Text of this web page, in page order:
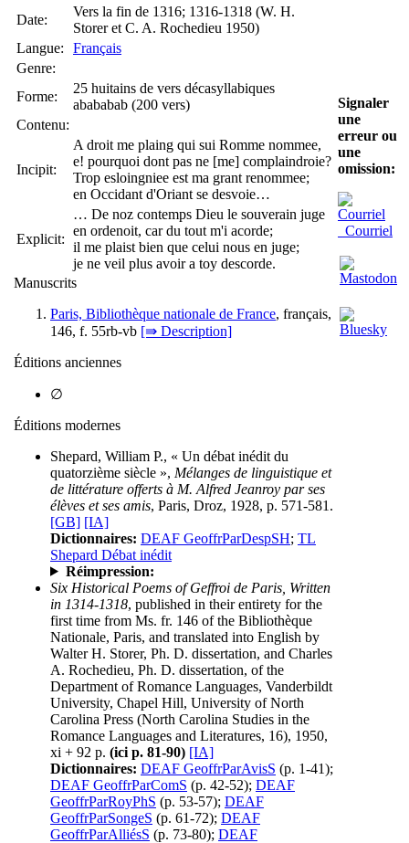
Date:
Vers la fin de 1316; 1316-1318 (W. H.
Storer et C. A. Rochedieu 1950)
Langue:
Français
Genre:
Forme:
25 huitains de vers décasyllabiques
abababab (200 vers)
Contenu:
Incipit:
A droit me plaing qui sui Romme nommee,
e! pourquoi dont pas ne [me] complaindroie?
Trop esloingniee est ma grant renommee;
en Occidant d'Oriant se desvoie…
Explicit:
… De noz contemps Dieu le souverain juge
en ordenoit, car du tout m'i acorde;
il me plaist bien que celui nous en juge;
je ne veil plus avoir a toy descorde.
Manuscrits
Paris, Bibliothèque nationale de France, français,
146, f. 55rb-vb [⇛ Description]
Éditions anciennes
∅
Éditions modernes
Shepard, William P., « Un débat inédit du
quatorzième siècle », Mélanges de linguistique et
de littérature offerts à M. Alfred Jeanroy par ses
élèves et ses amis, Paris, Droz, 1928, p. 571-581.
[GB] [IA]
Dictionnaires: DEAF GeoffrParDespSH; TL
Shepard Débat inédit
Réimpression:
Six Historical Poems of Geffroi de Paris, Written
in 1314-1318, published in their entirety for the
first time from Ms. fr. 146 of the Bibliothèque
Nationale, Paris, and translated into English by
Walter H. Storer, Ph. D. dissertation, and Charles
A. Rochedieu, Ph. D. dissertation, of the
Department of Romance Languages, Vanderbildt
University, Chapel Hill, University of North
Carolina Press (North Carolina Studies in the
Romance Languages and Literatures, 16), 1950,
xi + 92 p. (ici p. 81-90) [IA]
Dictionnaires: DEAF GeoffrParAvisS (p. 1-41);
DEAF GeoffrParComS (p. 42-52); DEAF
GeoffrParRoyPhS (p. 53-57); DEAF
GeoffrParSongeS (p. 61-72); DEAF
GeoffrParAlliésS (p. 73-80); DEAF
Signaler
une
erreur ou
une
omission:
Courriel